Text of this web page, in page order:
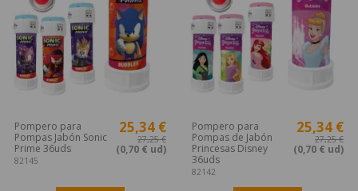
Pompero para
Pompas Jabón Sonic
Prime 36uds
82145
25,34 €
27,25 €
(0,70 € ud)
Pompero para
Pompas de Jabón
Princesas Disney
36uds
82142
25,34 €
27,25 €
(0,70 € ud)